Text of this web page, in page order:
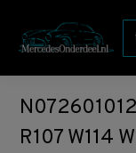
R107 W114